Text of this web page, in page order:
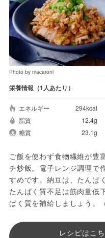
Photo by macaroni
栄養情報（1人あたり）
エネルギー 294kcal
脂質
12.4g
糖質
23.1g
ご飯を使わず食物繊維が豊
チ炒飯。電子レンジ調理で
すめです。納豆は、たんぱ
たんぱく質不足は筋肉量低
ぱく質を補給しましょう。
レシピはこ